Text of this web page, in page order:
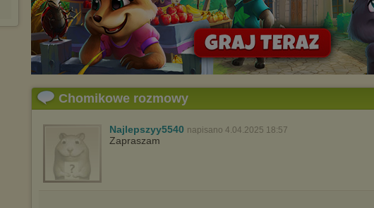
Istnieje możliwość zmiany ustawień przeglądarki internetowej w
sposób uniemożliwiający przechowywanie plików cookies na
urządzeniu końcowym. Można również usunąć pliki cookies,
dokonując odpowiednich zmian w ustawieniach przeglądarki
internetowej.
Pełną informację na ten temat znajdziesz pod adresem
Chomikowe rozmowy
Najlepszyy5540 napisano 4.04.2025 18:57
Zapraszam